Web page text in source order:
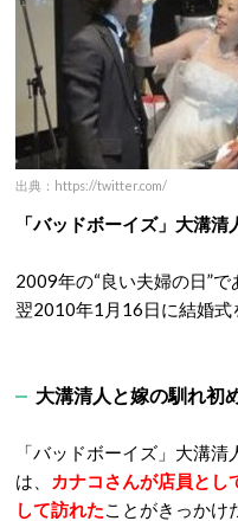
出典：https://twitter.com/
「バッドボーイズ」大溝
2009年の“良い夫婦の日”
翌2010年1月16日に結婚式
大溝清人と嫁の馴れ初
「バッドボーイズ」大溝
は、
カナコさんが店員とし
して訪れたことがきっかけ